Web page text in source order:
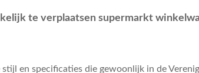
te verplaatsen supermarkt
en specificaties die gewoonlijk in de